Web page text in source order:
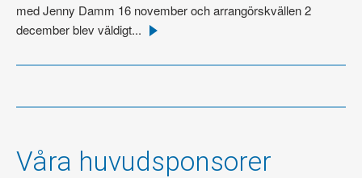
med Jenny Damm 16 november och arrangörskvällen 2
december blev väldigt... Läs
Våra huvudsponsorer